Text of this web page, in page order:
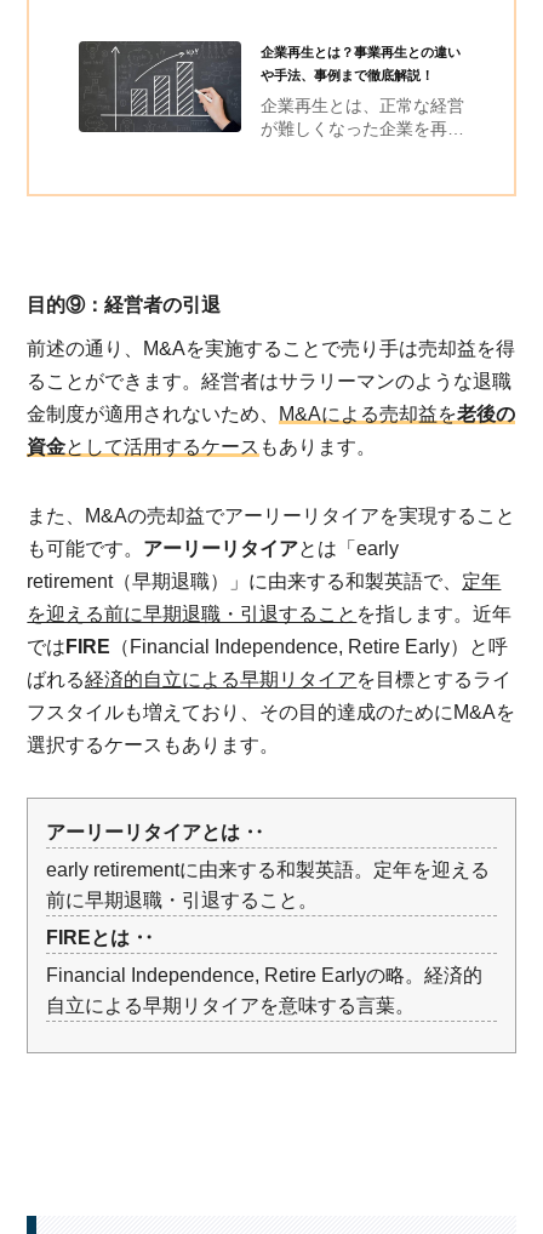
企業再生とは？事業再生との違い
や手法、事例まで徹底解説！
企業再生とは、正常な経営
が難しくなった企業を再生
なったりすると、企業は運
目的⑨：経営者の引退
前述の通り、M&Aを実施することで売り手は売却益を得
ることができます。経営者はサラリーマンのような退職
金制度が適用されないため、 M&Aによる売却益を老後の
資金として活用するケース もあります。
また、M&Aの売却益でアーリーリタイアを実現すること
も可能です。 アーリーリタイアとは「early
retirement（早期退職）」に由来する和製英語で、 定年
を迎える前に早期退職・引退すること を指します。近年
では FIRE （Financial Independence, Retire Early）と呼
ばれる経済的自立による早期リタイアを目標とするライ
フスタイルも増えており、その目的達成のためにM&Aを
選択するケースもあります。
アーリーリタイアとは ‥
early retirementに由来する和製英語。定年を迎える
前に早期退職・引退すること。
FIREとは ‥
Financial Independence, Retire Earlyの略。経済的
自立による早期リタイアを意味する言葉。